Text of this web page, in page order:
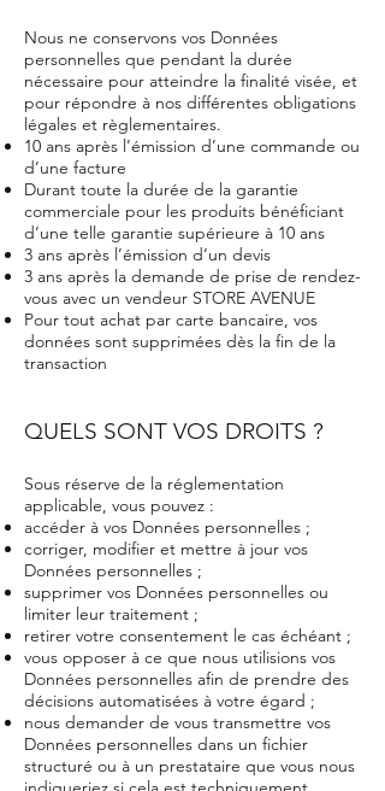
Nous ne conservons vos Données
personnelles que pendant la durée
nécessaire pour atteindre la finalité visée, et
pour répondre à nos différentes obligations
légales et règlementaires.
10 ans après l’émission d’une commande ou
d’une facture
Durant toute la durée de la garantie
commerciale pour les produits bénéficiant
d’une telle garantie supérieure à 10 ans
3 ans après l’émission d’un devis
3 ans après la demande de prise de rendez-
vous avec un vendeur STORE AVENUE
Pour tout achat par carte bancaire, vos
données sont supprimées dès la fin de la
transaction
QUELS SONT VOS DROITS ?
Sous réserve de la réglementation
applicable, vous pouvez :
accéder à vos Données personnelles ;
corriger, modifier et mettre à jour vos
Données personnelles ;
supprimer vos Données personnelles ou
limiter leur traitement ;
retirer votre consentement le cas échéant ;
vous opposer à ce que nous utilisions vos
Données personnelles afin de prendre des
décisions automatisées à votre égard ;
nous demander de vous transmettre vos
Données personnelles dans un fichier
structuré ou à un prestataire que vous nous